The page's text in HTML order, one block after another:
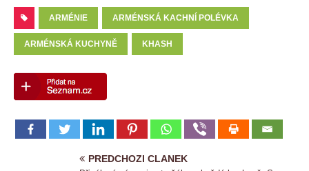
ARMÉNIE ARMÉNSKÁ KACHNÍ POLÉVKA
ARMÉNSKÁ KUCHYNĚ KHASH
PREDCHOZI CLANEK